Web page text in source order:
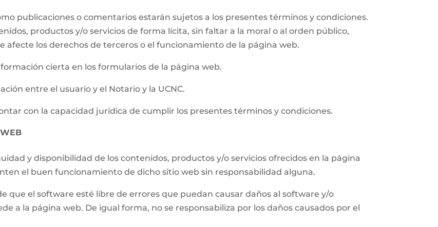
publicaciones o comentarios estarán sujetos a los presentes términos y condiciones.
productos y/o servicios de forma lícita, sin faltar a la moral o al orden público,
afecte los derechos de terceros o el funcionamiento de la página web.
cierta en los formularios de la página web.
entre el usuario y el Notario y la UCNC.
con la capacidad jurídica de cumplir los presentes términos y condiciones.
y disponibilidad de los contenidos, productos y/o servicios ofrecidos en la página
el buen funcionamiento de dicho sitio web sin responsabilidad alguna.
que el software esté libre de errores que puedan causar daños al software y/o
a la página web. De igual forma, no se responsabiliza por los daños causados por el